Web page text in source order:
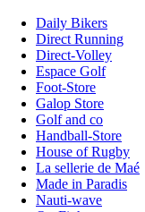
Daily Bikers
Direct Running
Direct-Volley
Espace Golf
Foot-Store
Galop Store
Golf and co
Handball-Store
House of Rugby
La sellerie de Maé
Made in Paradis
Nauti-wave